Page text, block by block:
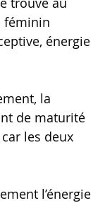
féminin
énergie
la
de maturité
les deux
l’énergie